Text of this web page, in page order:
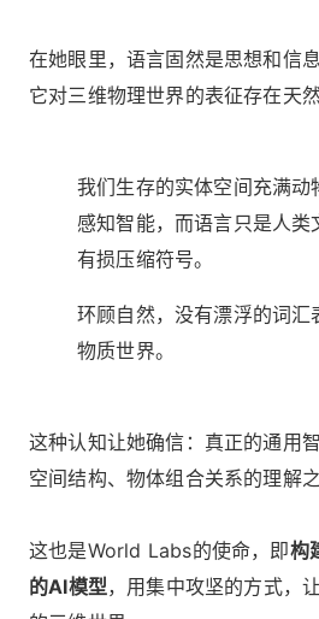
在她眼里，语言固然是思想和信
它对三维物理世界的表征存在
我们生存的实体空间充满动
感知智能，而语言只是人类
有损压缩符号。
环顾自然，没有漂浮的词汇
物质世界。
这种认知让她确信：真正的通用
空间结构、物体组合关系的理解之
这也是World Labs的使命，即构
的AI模型，用集中攻坚的方式，